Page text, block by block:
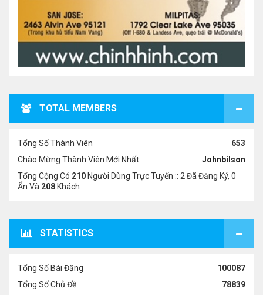
TOTAL MEMBERS
Tổng Số Thành Viên
653
Chào Mừng Thành Viên Mới Nhất:
Johnbilson
Tổng Cộng Có 210 Người Dùng Trực Tuyến :: 2 Đã Đăng Ký, 0
Ẩn Và 208 Khách
STATISTICS
Tổng Số Bài Đăng
100087
Tổng Số Chủ Đề
78839